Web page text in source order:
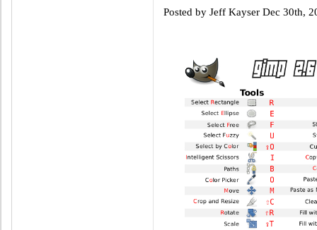
Posted by Jeff Kayser Dec 30th,